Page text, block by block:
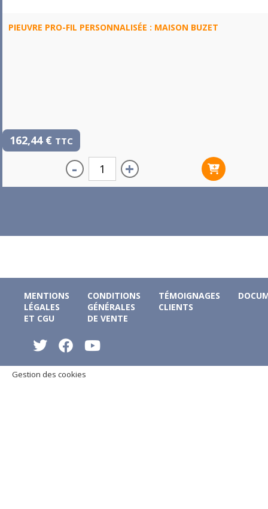
PIEUVRE PRO-FIL PERSONNALISÉE : MAISON BUZET
162,44 € TTC
- +
MENTIONS
LÉGALES
ET CGU
CONDITIONS
GÉNÉRALES
DE VENTE
TÉMOIGNAGES
CLIENTS
Gestion des cookies